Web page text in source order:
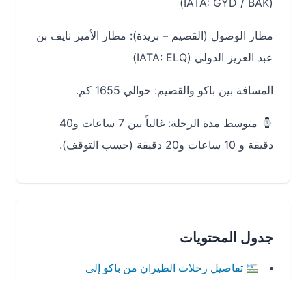
مطار الوصول (القصيم – بريدة): مطار الأمير نايف بن
عبد العزيز الدولي (IATA: ELQ)
المسافة بين باكو والقصيم: حوالي 1655 كم.
متوسط مدة الرحلة: غالباً بين 7 ساعات و40
دقيقة و 10 ساعات و20 دقيقة (حسب التوقف).
جدول المحتويات
تفاصيل رحلات الطيران من باكو إلى